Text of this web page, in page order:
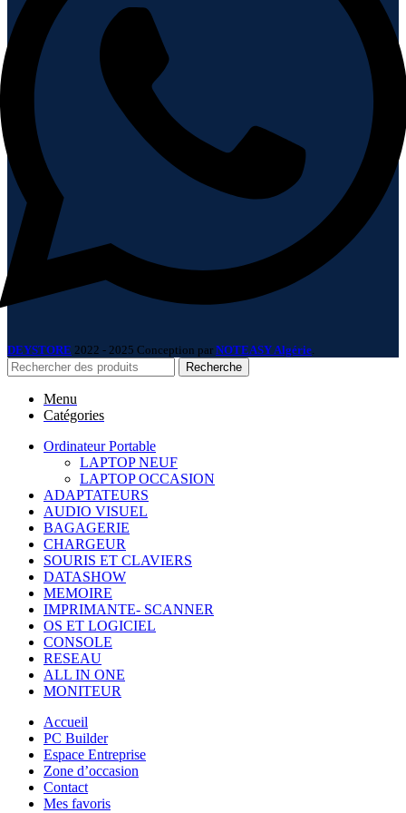
DEYSTORE 2022 - 2025 Conception par NOTEASY Algérie
Recherche
Menu
Catégories
Ordinateur Portable
LAPTOP NEUF
LAPTOP OCCASION
ADAPTATEURS
AUDIO VISUEL
BAGAGERIE
CHARGEUR
SOURIS ET CLAVIERS
DATASHOW
MEMOIRE
IMPRIMANTE- SCANNER
OS ET LOGICIEL
CONSOLE
RESEAU
ALL IN ONE
MONITEUR
Accueil
PC Builder
Espace Entreprise
Zone d’occasion
Contact
Mes favoris